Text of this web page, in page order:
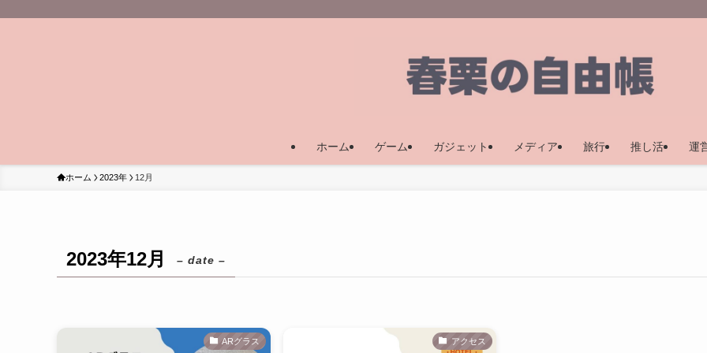
ホーム ゲーム ガジェット メディア 旅行 推し活 運
ホーム 2023年 12月
2023年12月 – date –
ARグラス アクセス